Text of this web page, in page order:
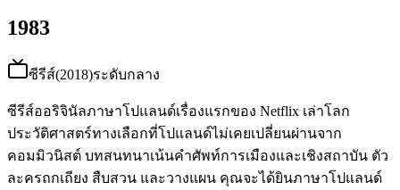
1983
ซีรีส์(2018)ระดับกลาง
ซีรีส์ออริจินัลภาษาโปแลนด์เรื่องแรกของ Netflix เล่าโลก
ประวัติศาสตร์ทางเลือกที่โปแลนด์ไม่เคยเปลี่ยนผ่านจาก
คอมมิวนิสต์ บทสนทนาเน้นคำศัพท์การเมืองและเชิงสถาบัน ตัว
ละครถกเถียง สืบสวน และวางแผน คุณจะได้ยินภาษาโปแลนด์